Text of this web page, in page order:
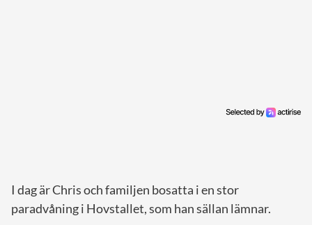
I dag är Chris och familjen bosatta i en stor
paradvåning i Hovstallet, som han sällan lämnar.